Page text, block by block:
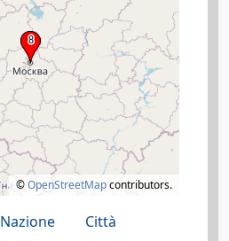
©OpenStreetMapcontributors.
Nazione
Città